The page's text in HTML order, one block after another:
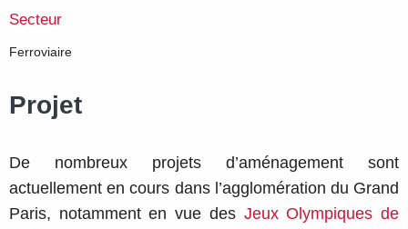
Secteur
Ferroviaire
Projet
De nombreux projets d’aménagement sont
actuellement en cours dans l’agglomération du Grand
Paris, notamment en vue des Jeux Olympiques de